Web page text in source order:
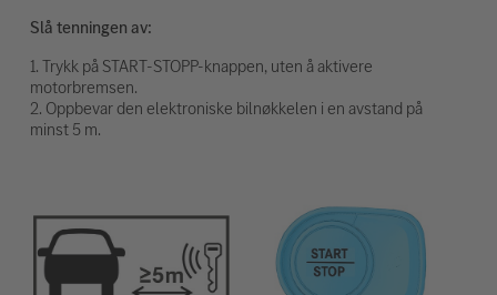
Slå tenningen av:
1. Trykk på START-STOPP-knappen, uten å aktivere
motorbremsen.
2. Oppbevar den elektroniske bilnøkkelen i en avstand på
minst 5 m.